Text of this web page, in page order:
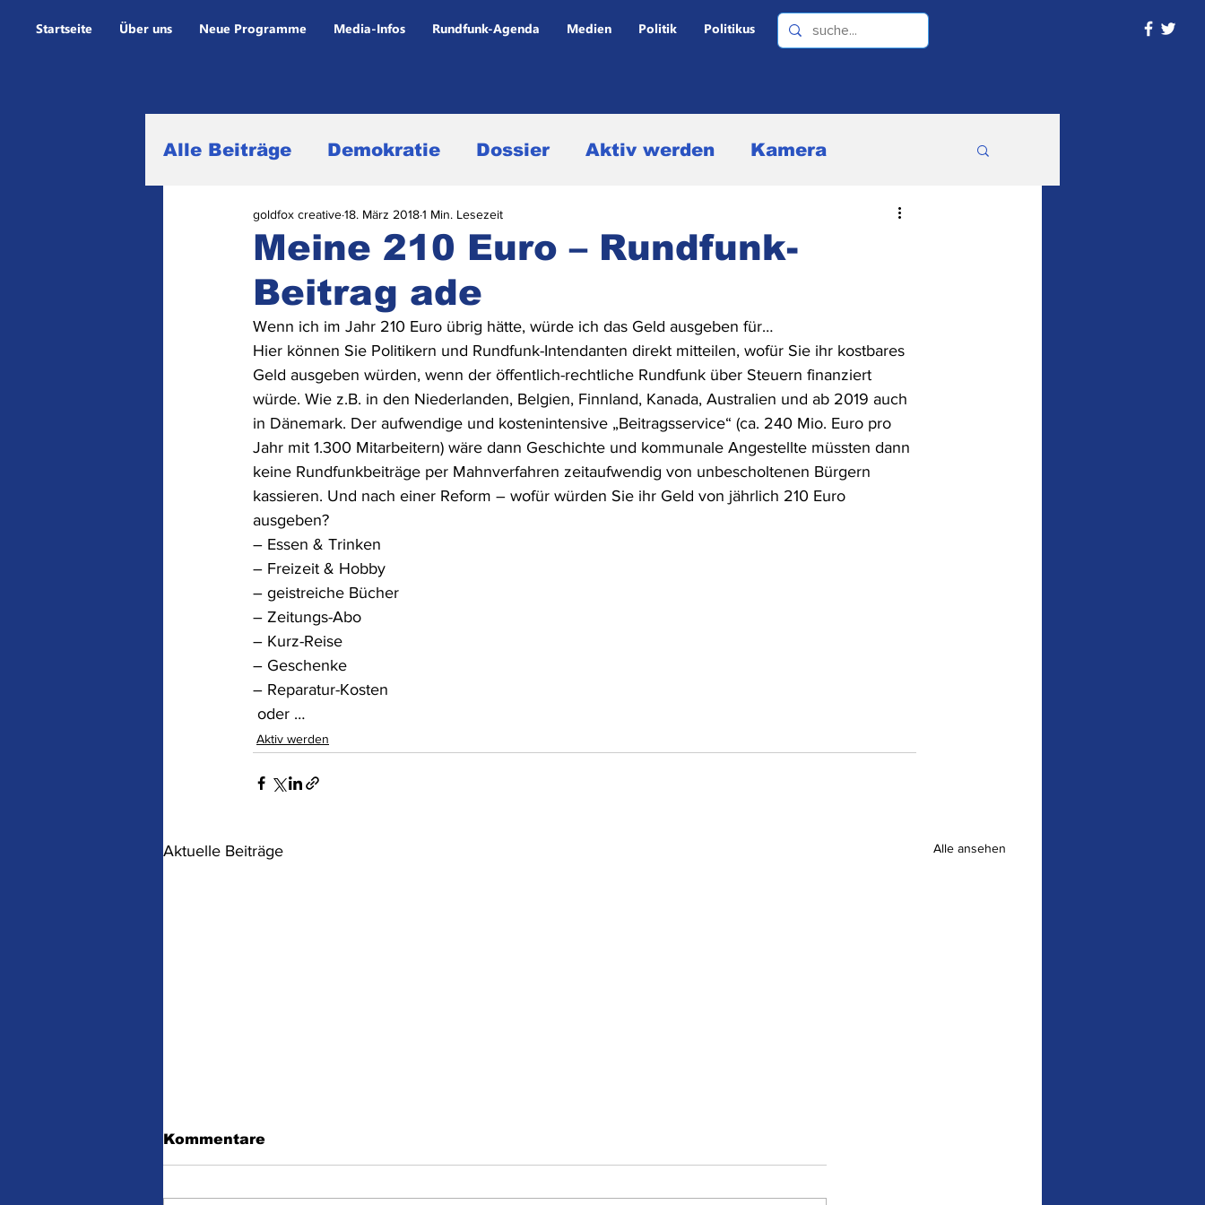
Startseite Über uns Neue Programme Media-Infos Rundfunk-Agenda Medien Politik Politikus
Alle Beiträge Demokratie Dossier Aktiv werden Kamera
Alltagsleben Gehältervergleich und Personal
Programme und Sendungen
Rundfunkfinanzen und -gebühren Politikus Medien
Staat und Parteien Politik Ihre Meinung Extra Worte
Aber nicht so ! Tele-Biss - Programm-Kritik Medien
Meine 210 Euro – Rundfunk-
Beitrag ade
goldfox creative18. März 20181 Min. Lesezeit
Wenn ich im Jahr 210 Euro übrig hätte, würde ich das Geld ausgeben für…
Hier können Sie Politikern und Rundfunk-Intendanten direkt mitteilen, wofür Sie ihr kostbares
Geld ausgeben würden, wenn der öffentlich-rechtliche Rundfunk über Steuern finanziert
würde. Wie z.B. in den Niederlanden, Belgien, Finnland, Kanada, Australien und ab 2019 auch
in Dänemark. Der aufwendige und kostenintensive „Beitragsservice“ (ca. 240 Mio. Euro pro
Jahr mit 1.300 Mitarbeitern) wäre dann Geschichte und kommunale Angestellte müssten dann
keine Rundfunkbeiträge per Mahnverfahren zeitaufwendig von unbescholtenen Bürgern
kassieren. Und nach einer Reform – wofür würden Sie ihr Geld von jährlich 210 Euro
ausgeben?
– Essen & Trinken
– Freizeit & Hobby
– geistreiche Bücher
– Zeitungs-Abo
– Kurz-Reise
– Geschenke
– Reparatur-Kosten
oder …
Aktiv werden
Aktuelle Beiträge Alle ansehen
Deutscher Bundestag
450 – Die Wähler- und
Steuerzahler-Aktion
übernehmen
Kommentare